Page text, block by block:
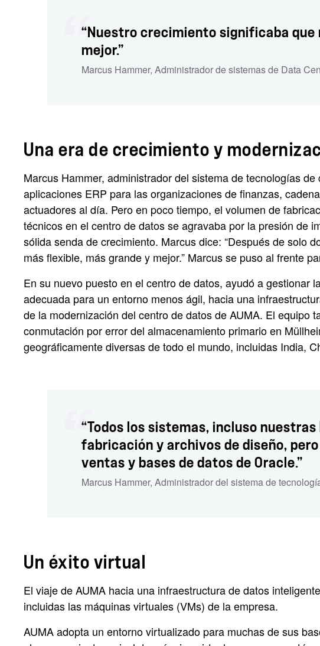
“Nuestro crecimiento significaba
mejor.”
Marcus Hammer, Administrador de sistemas de Data
Una era de crecimiento y
Marcus Hammer, administrador del sistema de tecnologías
aplicaciones ERP para las organizaciones de finanzas,
actuadores al día. Pero en poco tiempo, el volumen de
técnicos en el centro de datos se agravaba por la presión de
sólida senda de crecimiento. Marcus dice: “Después de solo
más flexible, más grande y mejor.” Marcus se puso al frente
En su nuevo puesto en el centro de datos, ayudó a gestionar
adecuada para un entorno menos ágil, hacia una
de la modernización del centro de datos de AUMA. El
conmutación por error del almacenamiento primario en
geográficamente diversas de todo el mundo, incluidas India,
“Todos los sistemas, incluso nuestras
fabricación y archivos de diseño,
ventas y bases de datos de Oracle.”
Marcus Hammer, Administrador del sistema de
Un éxito virtual
El viaje de AUMA hacia una infraestructura de datos
incluidas las máquinas virtuales (VMs) de la empresa.
AUMA adopta un entorno virtualizado para muchas de sus